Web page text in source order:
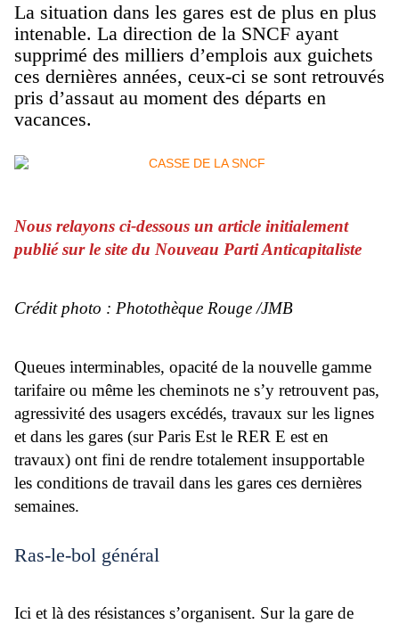
La situation dans les gares est de plus en plus
intenable. La direction de la SNCF ayant
supprimé des milliers d’emplois aux guichets
ces dernières années, ceux-ci se sont retrouvés
pris d’assaut au moment des départs en
vacances.
Nous relayons ci-dessous un article initialement
publié sur le site du Nouveau Parti Anticapitaliste
Crédit photo : Photothèque Rouge /JMB
Queues interminables, opacité de la nouvelle gamme
tarifaire ou même les cheminots ne s’y retrouvent pas,
agressivité des usagers excédés, travaux sur les lignes
et dans les gares (sur Paris Est le RER E est en
travaux) ont fini de rendre totalement insupportable
les conditions de travail dans les gares ces dernières
semaines.
Ras-le-bol général
Ici et là des résistances s’organisent. Sur la gare de